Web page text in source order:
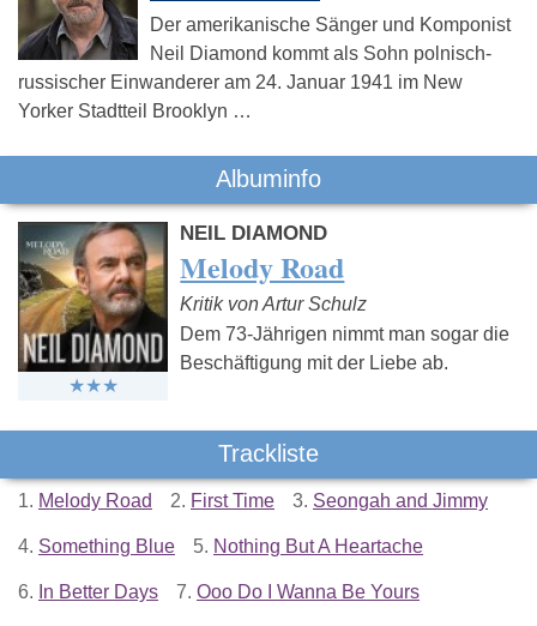
Der amerikanische Sänger und Komponist
Neil Diamond kommt als Sohn polnisch-
russischer Einwanderer am 24. Januar 1941 im New
Yorker Stadtteil Brooklyn …
Albuminfo
NEIL DIAMOND
Melody Road
Kritik von Artur Schulz
Dem 73-Jährigen nimmt man sogar die
Beschäftigung mit der Liebe ab.
Trackliste
1. Melody Road 2. First Time 3. Seongah and Jimmy
4. Something Blue 5. Nothing But A Heartache
6. In Better Days 7. Ooo Do I Wanna Be Yours